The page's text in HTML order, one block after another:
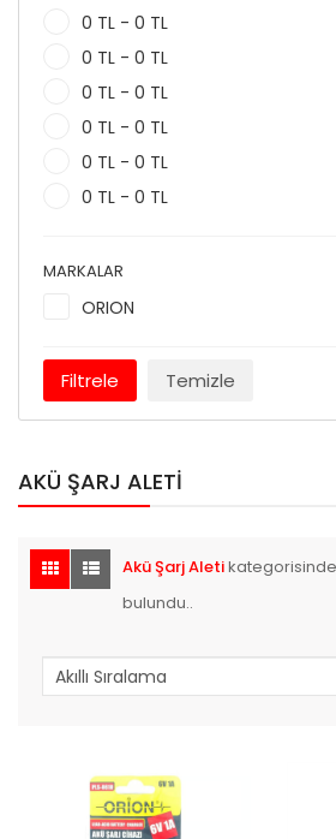
0 TL - 0 TL
0 TL - 0 TL
0 TL - 0 TL
0 TL - 0 TL
0 TL - 0 TL
0 TL - 0 TL
MARKALAR
ORION
Filtrele Temizle
AKÜ ŞARJ ALETI
Akü Şarj Aleti
bulundu..